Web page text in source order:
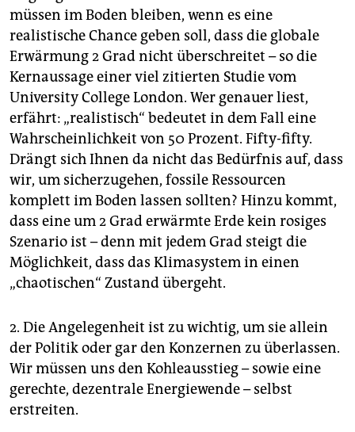
müssen im Boden bleiben, wenn es eine
realistische Chance geben soll, dass die globale
Erwärmung 2 Grad nicht überschreitet – so die
Kernaussage einer viel zitierten Studie vom
University College London. Wer genauer liest,
erfährt: „realistisch“ bedeutet in dem Fall eine
Wahrscheinlichkeit von 50 Prozent. Fifty-fifty.
Drängt sich Ihnen da nicht das Bedürfnis auf, dass
wir, um sicherzugehen, fossile Ressourcen
komplett im Boden lassen sollten? Hinzu kommt,
dass eine um 2 Grad erwärmte Erde kein rosiges
Szenario ist – denn mit jedem Grad steigt die
Möglichkeit, dass das Klimasystem in einen
„chaotischen“ Zustand übergeht.
2. Die Angelegenheit ist zu wichtig, um sie allein
der Politik oder gar den Konzernen zu überlassen.
Wir müssen uns den Kohleausstieg – sowie eine
gerechte, dezentrale Energiewende – selbst
erstreiten.